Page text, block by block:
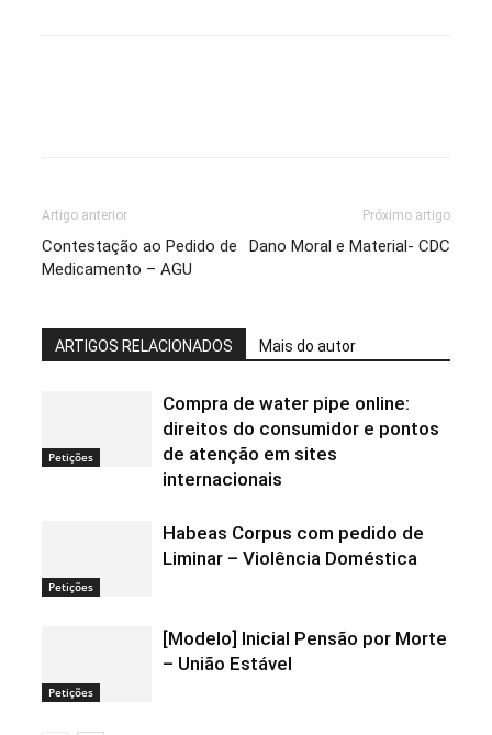
Artigo anterior
Contestação ao Pedido de
Medicamento – AGU
Próximo artigo
Dano Moral e Material- CDC
ARTIGOS RELACIONADOS Mais do autor
Petições
Compra de water pipe online:
direitos do consumidor e pontos
de atenção em sites
internacionais
Petições
Habeas Corpus com pedido de
Liminar – Violência Doméstica
Petições
[Modelo] Inicial Pensão por Morte
– União Estável